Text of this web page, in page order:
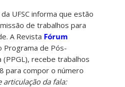
UFSC informa que estão
de trabalhos para
A Revista Fórum
Programa de Pós-
(PPGL), recebe trabalhos
para compor o número
articulação da fala: